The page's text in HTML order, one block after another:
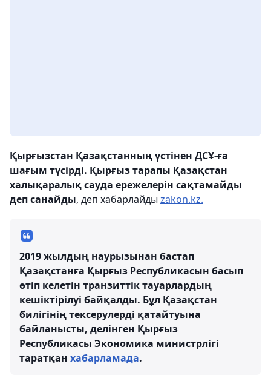
Қырғызстан Қазақстанның үстінен ДСҰ-ға
шағым түсірді. Қырғыз тарапы Қазақстан
халықаралық сауда ережелерін сақтамайды
деп санайды, деп хабарлайды zakon.kz.
2019 жылдың наурызынан бастап
Қазақстанға Қырғыз Республикасын басып
өтіп келетін транзиттік тауарлардың
кешіктірілуі байқалды. Бұл Қазақстан
билігінің тексерулерді қатайтуына
байланысты, делінген Қырғыз
Республикасы Экономика министрлігі
таратқан хабарламада.